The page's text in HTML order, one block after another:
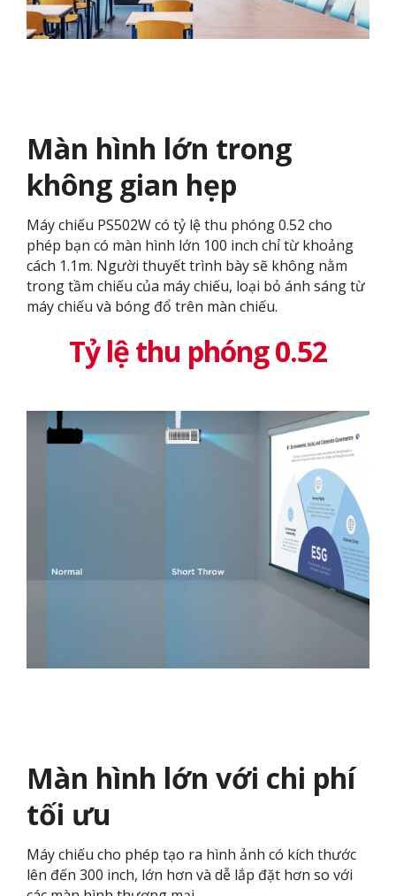
Màn hình lớn trong
không gian hẹp
Máy chiếu PS502W có tỷ lệ thu phóng 0.52 cho
phép bạn có màn hình lớn 100 inch chỉ từ khoảng
cách 1.1m. Người thuyết trình bày sẽ không nằm
trong tầm chiếu của máy chiếu, loại bỏ ánh sáng từ
máy chiếu và bóng đổ trên màn chiếu.
Tỷ lệ thu phóng 0.52
Màn hình lớn với chi phí
tối ưu
Máy chiếu cho phép tạo ra hình ảnh có kích thước
lên đến 300 inch, lớn hơn và dễ lắp đặt hơn so với